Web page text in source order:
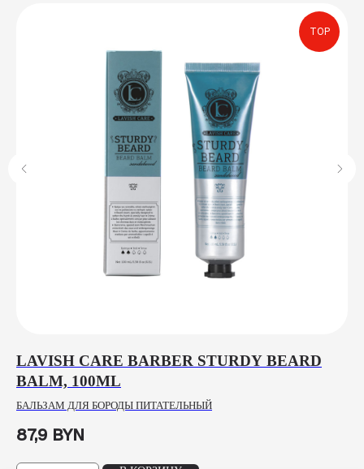
TOP
LAVISH CARE BARBER STURDY BEARD
BALM, 100ML
БАЛЬЗАМ ДЛЯ БОРОДЫ ПИТАТЕЛЬНЫЙ
87,9 BYN